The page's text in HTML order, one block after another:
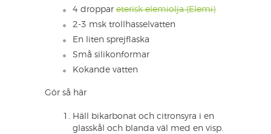
4 droppar eterisk elemiolja (Elemi)
2-3 msk trollhasselvatten
En liten sprejflaska
Små silikonformar
Kokande vatten
Gör så här
Häll bikarbonat och citronsyra i en
glasskål och blanda väl med en visp.